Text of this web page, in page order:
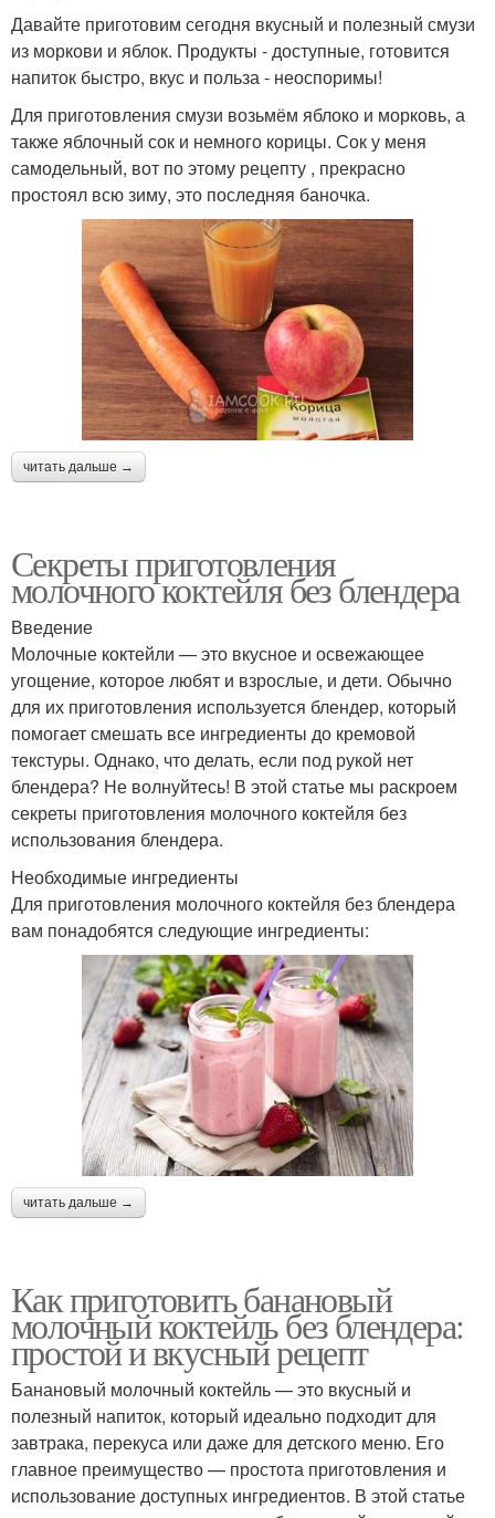
Давайте приготовим сегодня вкусный и полезный смузи
из моркови и яблок. Продукты - доступные, готовится
напиток быстро, вкус и польза - неоспоримы!
Для приготовления смузи возьмём яблоко и морковь, а
также яблочный сок и немного корицы. Сок у меня
самодельный, вот по этому рецепту , прекрасно
простоял всю зиму, это последняя баночка.
читать дальше →
Секреты приготовления
молочного коктейля без блендера
Введение
Молочные коктейли — это вкусное и освежающее
угощение, которое любят и взрослые, и дети. Обычно
для их приготовления используется блендер, который
помогает смешать все ингредиенты до кремовой
текстуры. Однако, что делать, если под рукой нет
блендера? Не волнуйтесь! В этой статье мы раскроем
секреты приготовления молочного коктейля без
использования блендера.
Необходимые ингредиенты
Для приготовления молочного коктейля без блендера
вам понадобятся следующие ингредиенты:
читать дальше →
Как приготовить банановый
молочный коктейль без блендера:
простой и вкусный рецепт
Банановый молочный коктейль — это вкусный и
полезный напиток, который идеально подходит для
завтрака, перекуса или даже для детского меню. Его
главное преимущество — простота приготовления и
использование доступных ингредиентов. В этой статье